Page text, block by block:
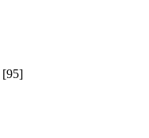
[95]